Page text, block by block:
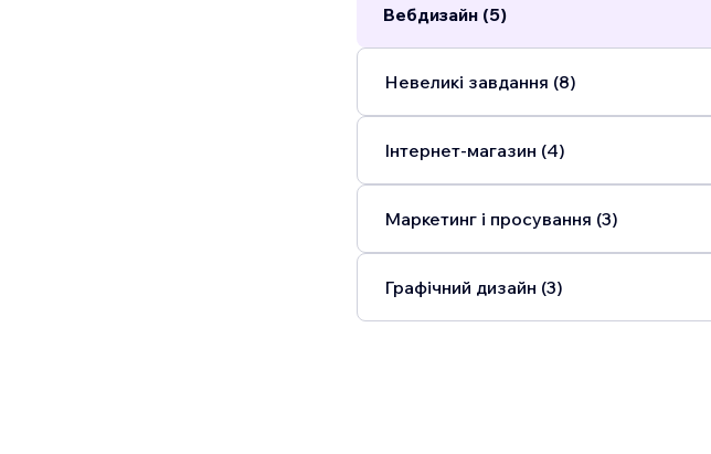
Вебдизайн (5)
Невеликі завдання (8)
Інтернет-магазин (4)
Маркетинг і просування (3)
Графічний дизайн (3)